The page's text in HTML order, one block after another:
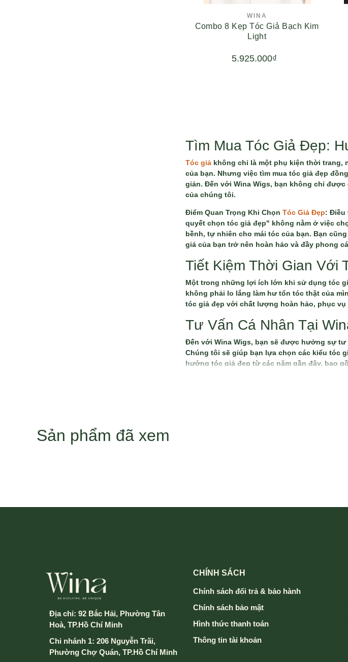
WINA
Combo 8 Kẹp Tóc Giả Bạch Kim
Light
5.925.000₫
Tìm Mua Tóc Giả Đẹp:
Tóc giảkhông chỉ là một phụ kiện thời trang,
của bạn. Nhưng việc tìm mua tóc giả đẹp
giản. Đến với Wina Wigs, bạn không chỉ
của chúng tôi.
Điểm Quan Trọng Khi Chọn Tóc Giả Đẹp: Điều
quyết chọn tóc giả đẹp" không nằm ở việc
bềnh, tự nhiên cho mái tóc của bạn. Bạn
giả của bạn trở nên hoàn hảo và đầy phong
Tiết Kiệm Thời Gian Với
Một trong những lợi ích lớn khi sử dụng tóc
không phải lo lắng làm hư tổn tóc thật của
tóc giả đẹp với chất lượng hoàn hảo, phục
Tư Vấn Cá Nhân Tại
Đến với Wina Wigs, bạn sẽ được hưởng sự
Chúng tôi sẽ giúp bạn lựa chọn các kiểu tóc
hướng tóc giả đẹp từ các năm gần đây, bao
Sản phẩm đã xem
Địa chỉ: 92 Bắc Hải, Phường Tân
Hoà, TP.Hồ Chí Minh
Chi nhánh 1: 206 Nguyễn Trãi,
Phường Chợ Quán, TP.Hồ Chí Minh
CHÍNH SÁCH
Chính sách đổi trả & bảo hành
Chính sách bảo mật
Hình thức thanh toán
Thông tin tài khoản